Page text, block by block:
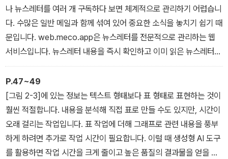
서, 지메일 같은 다양한 구글 생태계와 강력한 통합 기능을 제공하며
차별화된 경쟁력을 보여줍니다.
현업에서의 업무는 매우 복잡하고 다양한 단계를 포함합니다. 이러한
업무를 효과적으로 처리하기 위해서는 하나의 인공지능 도구에만 의
존하기보다는, 각 도구의 특징을 이해하고 상황에 맞게 적절히 활용
하는 것이 중요합니다. 예를 들어, 도서 소개 카드뉴스를 제작할 때 도
서 PDF에서 특징을 추출하는 작업은 NotebookLM을, 텍스트 생
성은 Claude를, 이미지 생성은 ChatGPT를 활용하는 등 각 도구의
장점을 최대한 활용하는 접근 방식이 효과적입니다.
― ‘서장. 출판 업무에 AI 도입, 어디서부터 시작해야 할까?’
나 뉴스레터를 여러 개 구독하다 보면 체계적으로 관리하기 어렵습니
다. 수많은 일반 메일과 함께 섞여 있어 중요한 소식을 놓치기 쉽기 때
문입니다. web.meco.app은 뉴스레터를 전문적으로 관리하는 웹
서비스입니다. 뉴스레터 내용을 즉시 확인하고 이미 읽은 뉴스레터는
목록에서 자동으로 삭제하는 편리한 기능을 제공합니다.
web.meco.app은 구글 계정과 연동해 등록하고, 사용법도 간단합
니다. ‘Discover’ 메뉴에서는 다양한 추천 뉴스레터를 소개합니다
(그림 1-9). Discover 메뉴에서 추천하는 다양한 외국 뉴스레터를
살펴보고 원하는 분야의 지식을 소개하는 뉴스레터를 선택해서 받아
볼 수 있습니다. 다음으로 ‘Bookmarks’ 메뉴는 중요한 뉴스레터를
북마크하여 별도로 관리하는 기능입니다(그림 1-10). 하루에도 뉴스
P.47~49
[그림 2-3]에 있는 정보는 텍스트 형태보다 표 형태로 표현하는 것이
훨씬 적절합니다. 내용을 분석해 직접 표로 만들 수도 있지만, 시간이
오래 걸리는 작업입니다. 표 작업에 더해 그래프로 관련 내용을 풍부
하게 하려면 추가로 작업 시간이 필요합니다. 이럴 때 생성형 AI 도구
를 활용하면 작업 시간을 크게 줄이고 높은 품질의 결과물을 얻을 수